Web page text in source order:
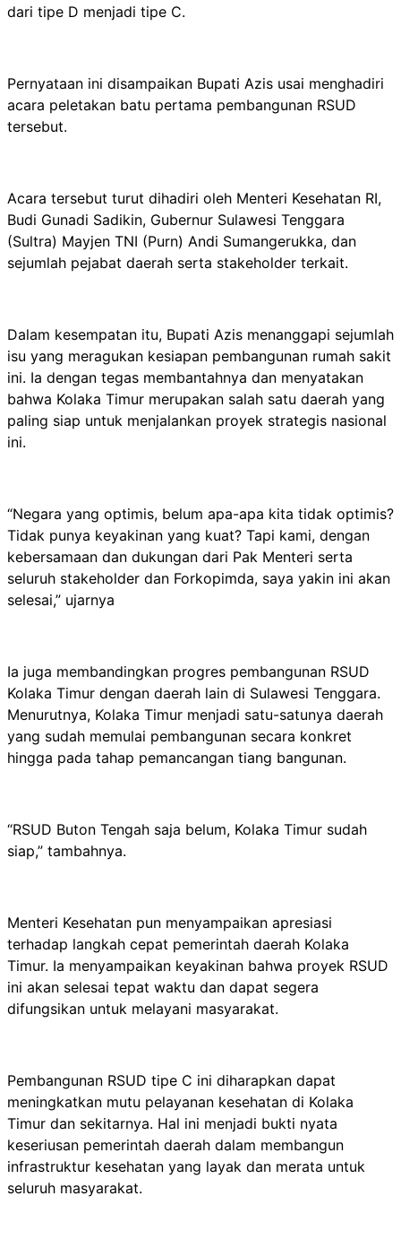
dari tipe D menjadi tipe C.
Pernyataan ini disampaikan Bupati Azis usai menghadiri
acara peletakan batu pertama pembangunan RSUD
tersebut.
Acara tersebut turut dihadiri oleh Menteri Kesehatan RI,
Budi Gunadi Sadikin, Gubernur Sulawesi Tenggara
(Sultra) Mayjen TNI (Purn) Andi Sumangerukka, dan
sejumlah pejabat daerah serta stakeholder terkait.
Dalam kesempatan itu, Bupati Azis menanggapi sejumlah
isu yang meragukan kesiapan pembangunan rumah sakit
ini. Ia dengan tegas membantahnya dan menyatakan
bahwa Kolaka Timur merupakan salah satu daerah yang
paling siap untuk menjalankan proyek strategis nasional
ini.
“Negara yang optimis, belum apa-apa kita tidak optimis?
Tidak punya keyakinan yang kuat? Tapi kami, dengan
kebersamaan dan dukungan dari Pak Menteri serta
seluruh stakeholder dan Forkopimda, saya yakin ini akan
selesai,” ujarnya
Ia juga membandingkan progres pembangunan RSUD
Kolaka Timur dengan daerah lain di Sulawesi Tenggara.
Menurutnya, Kolaka Timur menjadi satu-satunya daerah
yang sudah memulai pembangunan secara konkret
hingga pada tahap pemancangan tiang bangunan.
“RSUD Buton Tengah saja belum, Kolaka Timur sudah
siap,” tambahnya.
Menteri Kesehatan pun menyampaikan apresiasi
terhadap langkah cepat pemerintah daerah Kolaka
Timur. Ia menyampaikan keyakinan bahwa proyek RSUD
ini akan selesai tepat waktu dan dapat segera
difungsikan untuk melayani masyarakat.
Pembangunan RSUD tipe C ini diharapkan dapat
meningkatkan mutu pelayanan kesehatan di Kolaka
Timur dan sekitarnya. Hal ini menjadi bukti nyata
keseriusan pemerintah daerah dalam membangun
infrastruktur kesehatan yang layak dan merata untuk
seluruh masyarakat.